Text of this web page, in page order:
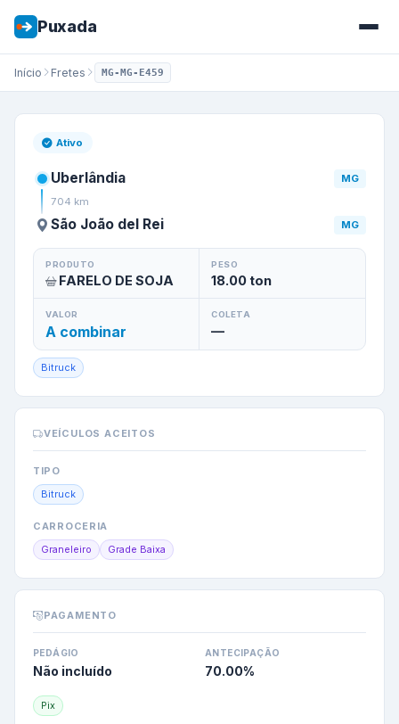
Puxada
Início Fretes MG-MG-E459
Frete de
Ativo
Uberlândia
MG
704 km
São João del Rei MG
PRODUTO
FARELO DE SOJA
PESO
18.00ton
VALOR
A combinar
COLETA
—
Bitruck
VEÍCULOS ACEITOS
TIPO
Bitruck
CARROCERIA
Graneleiro Grade Baixa
PAGAMENTO
PEDÁGIO
Não incluído
ANTECIPAÇÃO
70.00%
Pix